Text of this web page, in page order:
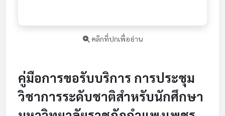
คลิกที่ปกเพื่ออ่าน
คู่มือการขอรับบริการ การประชุม
วิชาการระดับชาติสำหรับนักศึกษา